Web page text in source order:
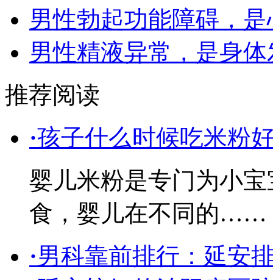
男性勃起功能障碍，
男性精液异常，是身
推荐阅读
·孩子什么时候吃米粉
婴儿米粉是专门为小
食，婴儿在不同的……
·男科靠前排行：延安